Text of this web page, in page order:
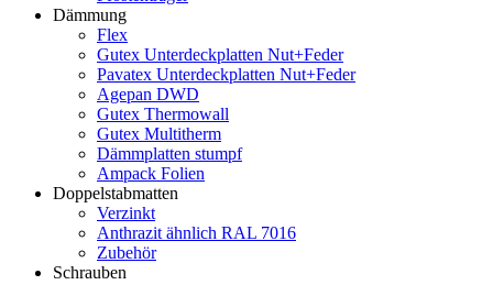
Dämmung
Flex
Gutex Unterdeckplatten Nut+Feder
Pavatex Unterdeckplatten Nut+Feder
Agepan DWD
Gutex Thermowall
Gutex Multitherm
Dämmplatten stumpf
Ampack Folien
Doppelstabmatten
Verzinkt
Anthrazit ähnlich RAL 7016
Zubehör
Schrauben